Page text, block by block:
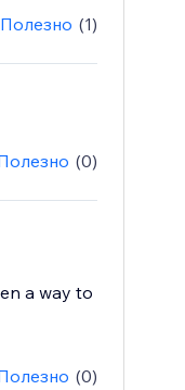
Полезно (1)
(0)
a way to
(0)